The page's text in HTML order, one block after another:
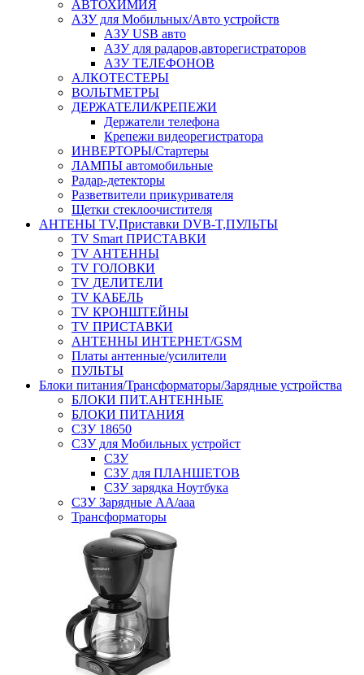
АВТОХИМИЯ
АЗУ для Мобильных/Авто устройств
АЗУ USB авто
АЗУ для радаров,авторегистраторов
АЗУ ТЕЛЕФОНОВ
АЛКОТЕСТЕРЫ
ВОЛЬТМЕТРЫ
ДЕРЖАТЕЛИ/КРЕПЕЖИ
Держатели телефона
Крепежи видеорегистратора
ИНВЕРТОРЫ/Стартеры
ЛАМПЫ автомобильные
Радар-детекторы
Разветвители прикуривателя
Щетки стеклоочистителя
АНТЕНЫ ТV,Приставки DVB-T,ПУЛЬТЫ
TV Smart ПРИСТАВКИ
TV АНТЕННЫ
TV ГОЛОВКИ
TV ДЕЛИТЕЛИ
TV КАБЕЛЬ
TV КРОНШТЕЙНЫ
TV ПРИСТАВКИ
АНТЕННЫ ИНТЕРНЕТ/GSM
Платы антенные/усилители
ПУЛЬТЫ
Блоки питания/Трансформаторы/Зарядные устройства
БЛОКИ ПИТ.АНТЕННЫЕ
БЛОКИ ПИТАНИЯ
СЗУ 18650
СЗУ для Мобильных устройст
СЗУ
СЗУ для ПЛАНШЕТОВ
СЗУ зарядка Ноутбука
СЗУ Зарядные АА/ааа
Трансформаторы